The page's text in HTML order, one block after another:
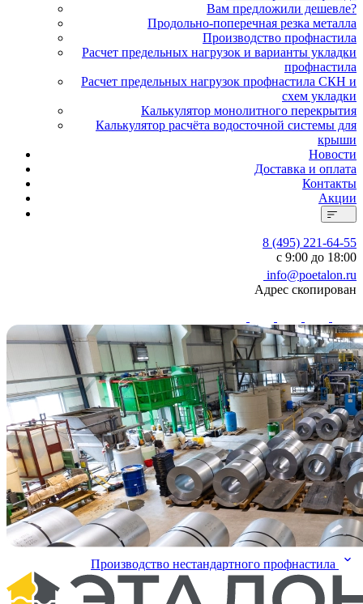
Вам предложили дешевле?
Продольно-поперечная резка металла
Производство профнастила
Расчет предельных нагрузок и варианты укладки
профнастила
Расчет предельных нагрузок профнастила СКН и
схем укладки
Калькулятор монолитного перекрытия
Калькулятор расчёта водосточной системы для
крыши
Новости
Доставка и оплата
Контакты
Акции
8 (495) 221-64-55
с 9:00 до 18:00
info@poetalon.ru
Адрес скопирован
Производство нестандартного профнастила